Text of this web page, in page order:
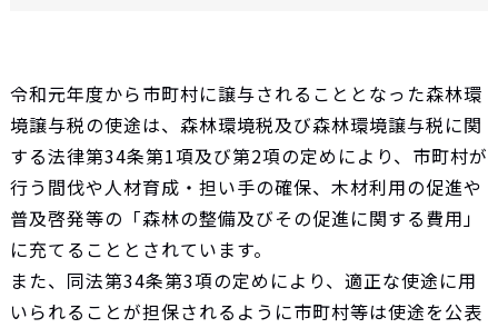
令和元年度から市町村に譲与されることとなった森林環
境譲与税の使途は、森林環境税及び森林環境譲与税に関
する法律第34条第1項及び第2項の定めによ り、市町村が
行う間伐や人材育成・担い手の確保、木材利用の促進や
普及啓発等の「森林の整備及びその促進に関する費用」
に充てることとされています。
また、同法第34条第3項の定めにより、適正な使途に用
いられることが担保されるように市町村等は使途を公表